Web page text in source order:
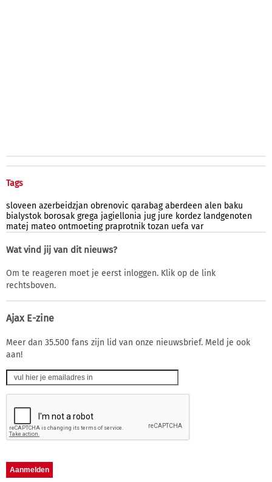
Tags
sloveen azerbeidzjan obrenovic qarabag aberdeen alen baku
bialystok borosak grega jagiellonia jug jure kordez landgenoten
matej mateo ontmoeting praprotnik tozan uefa var
Wat vind jij van dit nieuws?
Om te reageren moet je eerst inloggen. Klik op de link
rechtsboven.
Ajax E-zine
Meer dan 35.500 fans zijn lid van onze nieuwsbrief. Meld je ook
aan!